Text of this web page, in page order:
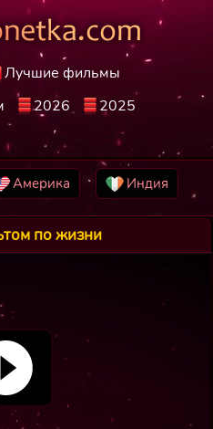
Лучшие фильмы
2026
2025
Америка Индия
по жизни